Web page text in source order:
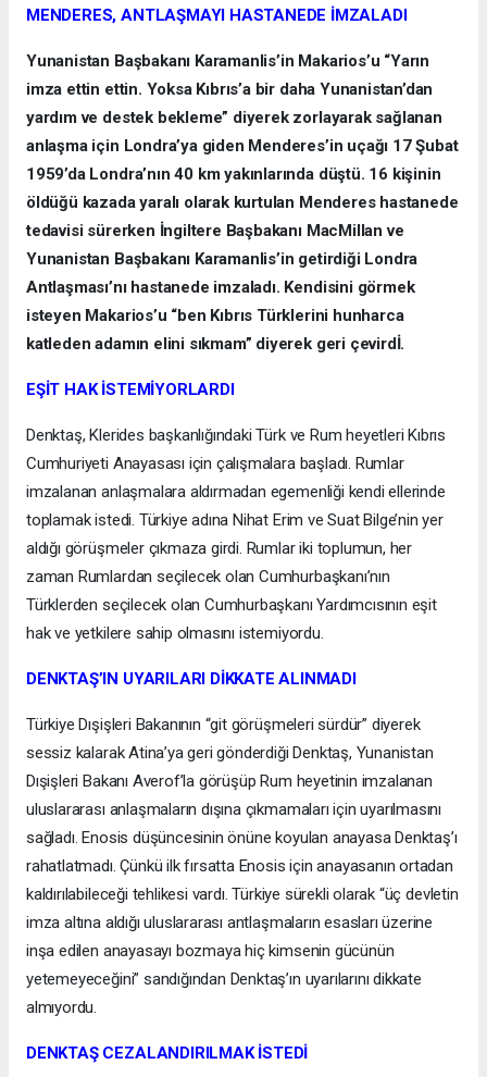
MENDERES, ANTLAŞMAYI HASTANEDE İMZALADI
Yunanistan Başbakanı Karamanlis’in Makarios’u “Yarın
imza ettin ettin. Yoksa Kıbrıs’a bir daha Yunanistan’dan
yardım ve destek bekleme” diyerek zorlayarak sağlanan
anlaşma için Londra’ya giden Menderes’in uçağı 17 Şubat
1959’da Londra’nın 40 km yakınlarında düştü. 16 kişinin
öldüğü kazada yaralı olarak kurtulan Menderes hastanede
tedavisi sürerken İngiltere Başbakanı MacMillan ve
Yunanistan Başbakanı Karamanlis’in getirdiği Londra
Antlaşması’nı hastanede imzaladı. Kendisini görmek
isteyen Makarios’u “ben Kıbrıs Türklerini hunharca
katleden adamın elini sıkmam” diyerek geri çevirdİ.
EŞİT HAK İSTEMİYORLARDI
Denktaş, Klerides başkanlığındaki Türk ve Rum heyetleri Kıbrıs
Cumhuriyeti Anayasası için çalışmalara başladı. Rumlar
imzalanan anlaşmalara aldırmadan egemenliği kendi ellerinde
toplamak istedi. Türkiye adına Nihat Erim ve Suat Bilge’nin yer
aldığı görüşmeler çıkmaza girdi. Rumlar iki toplumun, her
zaman Rumlardan seçilecek olan Cumhurbaşkanı’nın
Türklerden seçilecek olan Cumhurbaşkanı Yardımcısının eşit
hak ve yetkilere sahip olmasını istemiyordu.
DENKTAŞ’IN UYARILARI DİKKATE ALINMADI
Türkiye Dışişleri Bakanının “git görüşmeleri sürdür” diyerek
sessiz kalarak Atina’ya geri gönderdiği Denktaş, Yunanistan
Dışişleri Bakanı Averof’la görüşüp Rum heyetinin imzalanan
uluslararası anlaşmaların dışına çıkmamaları için uyarılmasını
sağladı. Enosis düşüncesinin önüne koyulan anayasa Denktaş’ı
rahatlatmadı. Çünkü ilk fırsatta Enosis için anayasanın ortadan
kaldırılabileceği tehlikesi vardı. Türkiye sürekli olarak “üç devletin
imza altına aldığı uluslararası antlaşmaların esasları üzerine
inşa edilen anayasayı bozmaya hiç kimsenin gücünün
yetemeyeceğini” sandığından Denktaş’ın uyarılarını dikkate
almıyordu.
DENKTAŞ CEZALANDIRILMAK İSTEDİ